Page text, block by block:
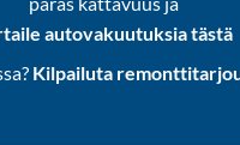
autovakuutuksia tästä
Kilpailuta